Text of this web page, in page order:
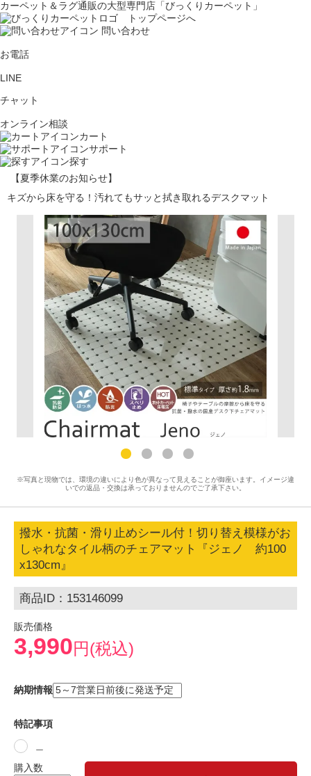
カーペット＆ラグ通販の大型専門店「びっくりカーペット」
問い合わせ
お電話
LINE
チャット
オンライン相談
カート
サポート
探す
【夏季休業のお知らせ】
キズから床を守る！汚れてもサッと拭き取れるデスクマット
※写真と現物では、環境の違いにより色が異なって見えることが御座います。イメージ違
いでの返品・交換は承っておりませんのでご了承下さい。
撥水・抗菌・滑り止めシール付！切り替え模様がお
しゃれなタイル柄のチェアマット『ジェノ 約100
x130cm』
商品ID：153146099
販売価格
3,990円(税込)
納期情報
特記事項
購入数